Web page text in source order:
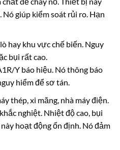
giúp kiểm soát rủi ro. Hạn
hay khu vực chế biến. Nguy
bụi rất cao.
Y báo hiệu. Nó thông báo
hiểm để sơ tán.
thép, xi măng, nhà máy điện.
nghiệt. Nhiệt độ cao, bụi
hoạt động ổn định. Nó đảm